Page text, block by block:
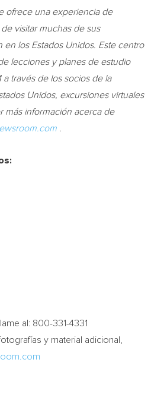
ofrece una experiencia de
visitar muchas de sus
en los Estados Unidos. Este centro
lecciones y planes de estudio
a través de los socios de la
Unidos, excursiones virtuales
más información acerca de
al: 800-331-4331
y material adicional,